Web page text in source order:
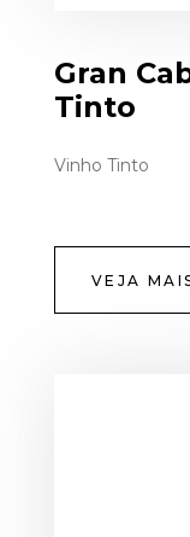
Gran
Tinto
Vinho Tinto
VEJA